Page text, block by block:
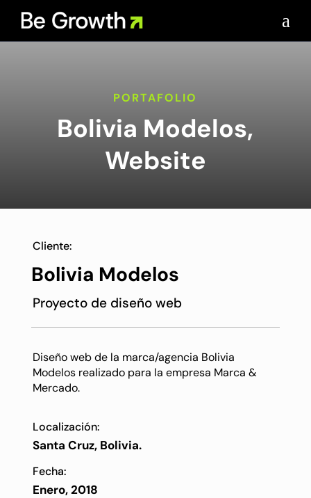
a
PORTAFOLIO
Bolivia Modelos,
Website
Cliente:
Bolivia Modelos
Proyecto de diseño web
Diseño web de la marca/agencia Bolivia
Modelos realizado para la empresa Marca &
Mercado.
Localización:
Santa Cruz, Bolivia.
Fecha:
Enero, 2018